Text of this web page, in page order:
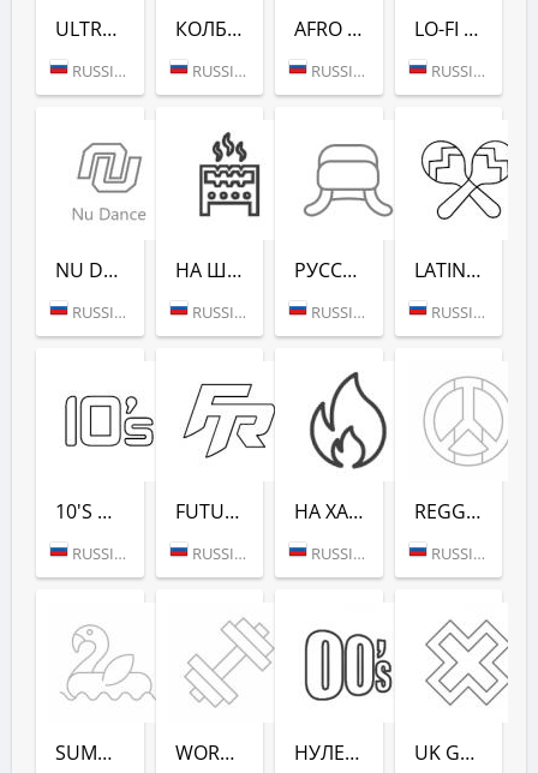
ULTRA MUSIC FESTIVAL - РАДИО РЕКОРД
RUSSIA (MOSCOW)
КОЛБАСНЫЙ ЦЕХ (РАДИО РЕКОРД)
RUSSIA (MOSCOW)
AFRO HOUSE (РАДИО РЕКОРД)
RUSSIA (MOSCOW)
LO-FI HOUSE (РАДИО РЕКОРД)
RUSSIA (MOSCOW)
NU DANCE (РАДИО РЕКОРД)
RUSSIA (MOSCOW)
НА ШАШЛЫКИ (РАДИО РЕКОРД)
RUSSIA (SAINT PETERSBURG)
РУССКАЯ ЗИМА (РАДИО РЕКОРД)
RUSSIA (MOSCOW)
LATINA DANCE (РАДИО РЕКОРД)
RUSSIA (MOSCOW)
10'S DANCE (РАДИО РЕКОРД)
RUSSIA (MOSCOW)
FUTURE RAVE (РАДИО РЕКОРД)
RUSSIA (MOSCOW)
НА ХАЙПЕ (РАДИО РЕКОРД)
RUSSIA (MOSCOW)
REGGAE - РАДИО РЕКОРД
RUSSIA (MOSCOW)
SUMMER LOUNGE - РАДИО РЕКОРД WORKOUT - РАДИО РЕКОРД НУЛЕВЫХ (РАДИО РЕКОРД) UK GARAGE (РАДИО РЕКОРД)